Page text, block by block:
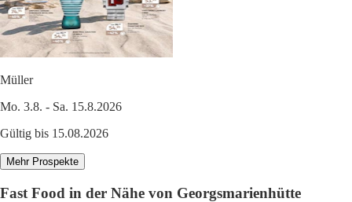
Müller
Mo. 3.8. - Sa. 15.8.2026
Gültig bis 15.08.2026
Mehr Prospekte
Fast Food in der Nähe von Georgsmarienhütte